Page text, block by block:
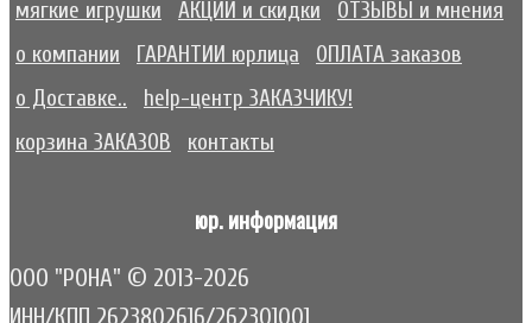
мягкие игрушки
АКЦИИ и скидки
ОТЗЫВЫ и мнения
о компании
ГАРАНТИИ юрлица
ОПЛАТА заказов
о Доставке..
help-центр ЗАКАЗЧИКУ!
корзина ЗАКАЗОВ
контакты
юр. информация
ООО "РОНА" © 2013-2026
ИНН/КПП 2623802616/262301001